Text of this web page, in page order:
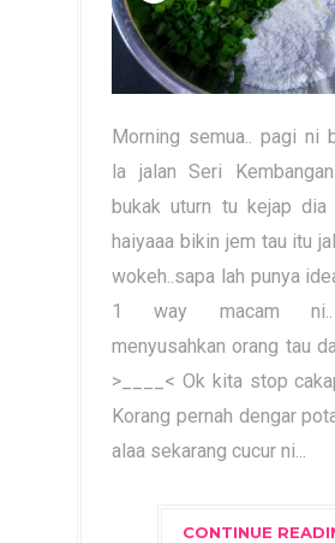
Morning semua.. pagi ni
la jalan Seri
bukak uturn tu kejap dia
haiyaaa bikin jem tau itu
wokeh..sapa lah punya
1 way macam ni..
menyusahkan orang tau
>____< Ok kita stop
Korang pernah dengar
alaa sekarang cucur ni...
CONTINUE